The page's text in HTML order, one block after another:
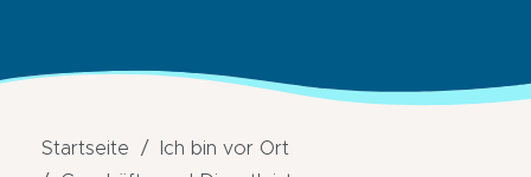
Startseite
Ich bin vor Ort